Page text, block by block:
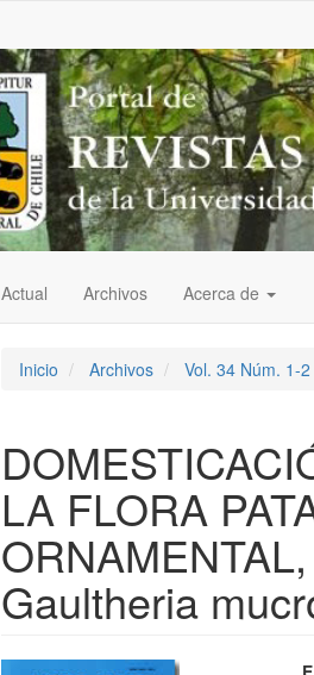
Actual Archivos Acerca de
Inicio Archivos Vol. 34 Núm. 1-
LA FLORA
Gaultheria